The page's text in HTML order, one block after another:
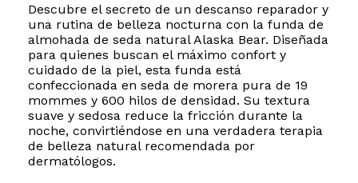
Descubre el secreto de un descanso reparador y
una rutina de belleza nocturna con la funda de
almohada de seda natural Alaska Bear. Diseñada
para quienes buscan el máximo confort y
cuidado de la piel, esta funda está
confeccionada en seda de morera pura de 19
mommes y 600 hilos de densidad. Su textura
suave y sedosa reduce la fricción durante la
noche, convirtiéndose en una verdadera terapia
de belleza natural recomendada por
dermatólogos.